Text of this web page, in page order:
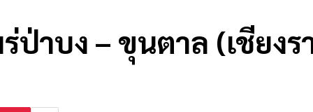
ป่าบง – ขุนตาล (เชียงร